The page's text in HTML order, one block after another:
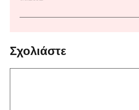
Σχολιάστε